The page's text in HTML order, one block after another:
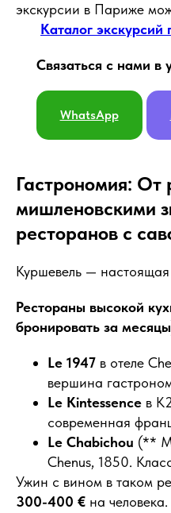
экскурсии в Париже
Каталог
Связаться с нами
WhatsApp
Гастрономия: От
мишленовскими
ресторанов с
Куршевель —
Рестораны высокой
бронировать за
Le 1947 в отеле
вершина
Le Kintessence в
современная
Le Chabichou (**
Chenus, 1850.
Ужин с вином в таком
300-400 € на человека.